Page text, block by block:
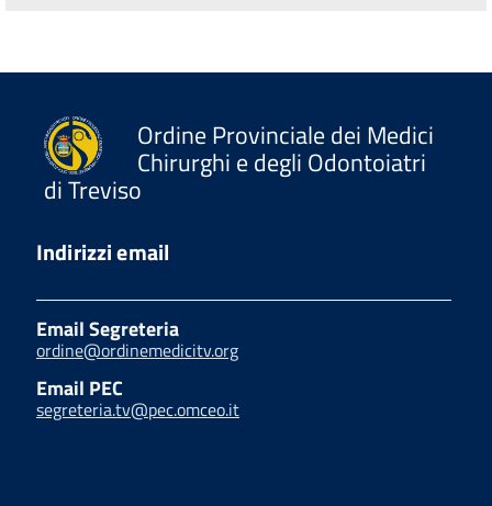
Ordine Provinciale dei Medici
Chirurghi e degli Odontoiatri
di Treviso
Indirizzi email
Email Segreteria
ordine@ordinemedicitv.org
Email PEC
segreteria.tv@pec.omceo.it